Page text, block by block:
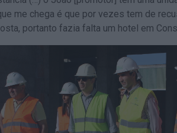
me chega é que por vezes tem de
portanto fazia falta um hotel em